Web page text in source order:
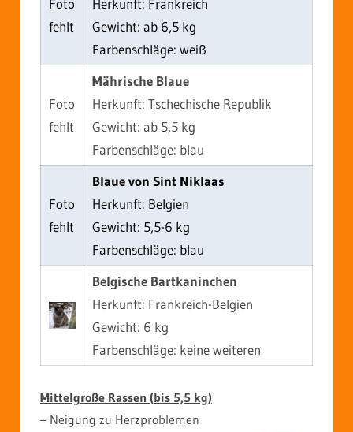
Foto
fehlt
Herkunft: Frankreich
Gewicht: ab 6,5 kg
Farbenschläge: weiß
Foto
fehlt
Mährische Blaue
Herkunft: Tschechische Republik
Gewicht: ab 5,5 kg
Farbenschläge: blau
Foto
fehlt
Blaue von Sint Niklaas
Herkunft: Belgien
Gewicht: 5,5-6 kg
Farbenschläge: blau
Belgische Bartkaninchen
Herkunft: Frankreich-Belgien
Gewicht: 6 kg
Farbenschläge: keine weiteren
Mittelgroße Rassen (bis 5,5 kg)
– Neigung zu Herzproblemen